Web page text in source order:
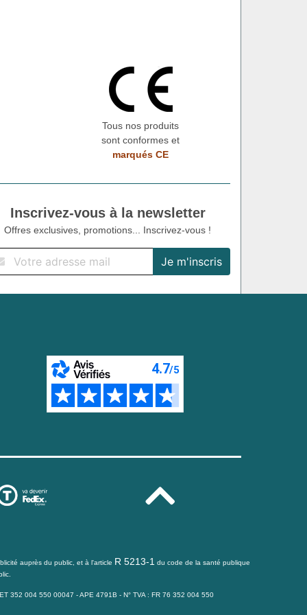
Tous nos produits
sont conformes et
marqués CE
Inscrivez-vous à la newsletter
Offres exclusives, promotions... Inscrivez-vous !
auprès du public, et à l'article R 5213-1 du code de la santé publique
352 004 550 00047 - APE 4791B - N° TVA : FR 76 352 004 550